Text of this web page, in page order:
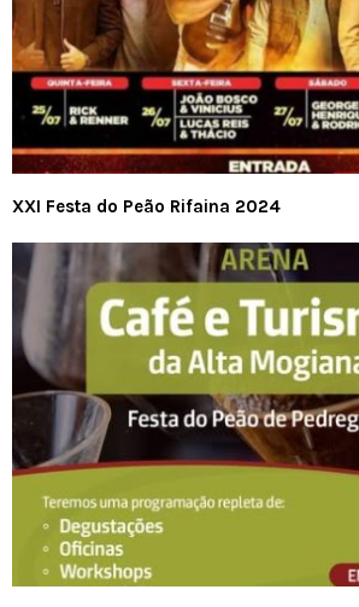
XXI Festa do Peão Rifaina 2024